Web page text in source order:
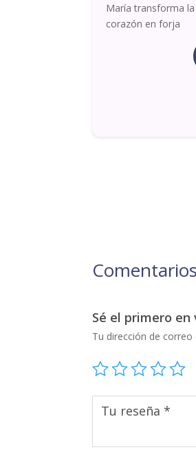
María transforma
corazón en forja
Comentarios
Sé el primero en
Tu dirección de